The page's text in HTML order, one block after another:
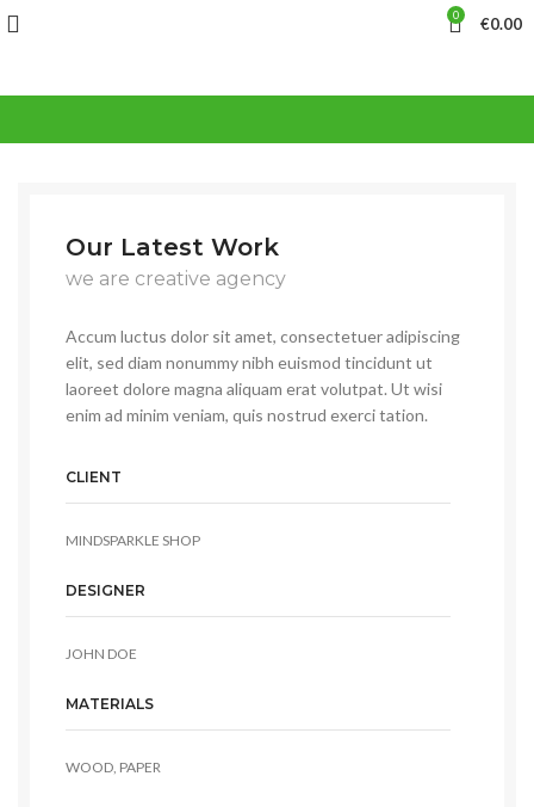
0 €0.00
Our Latest Work
we are creative agency
Accum luctus dolor sit amet, consectetuer adipiscing
elit, sed diam nonummy nibh euismod tincidunt ut
laoreet dolore magna aliquam erat volutpat. Ut wisi
enim ad minim veniam, quis nostrud exerci tation.
CLIENT
MINDSPARKLE SHOP
DESIGNER
JOHN DOE
MATERIALS
WOOD, PAPER